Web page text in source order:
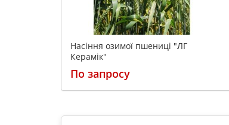
Насіння озимої пшениці "ЛГ
Керамік"
По запросу